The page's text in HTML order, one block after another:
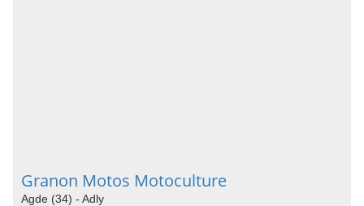
Granon Motos Motoculture
Agde (34) - Adly